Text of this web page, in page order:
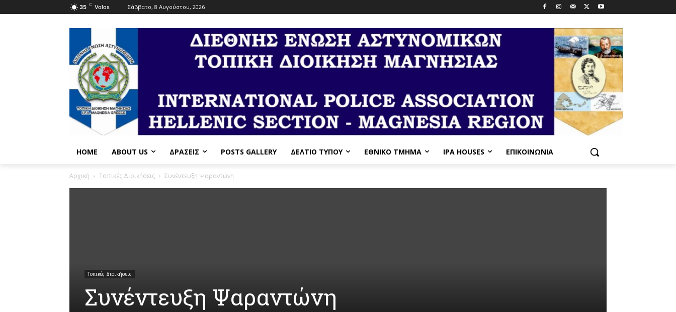
35 C Volos Σάββατο, 8 Αυγούστου, 2026
HOME ABOUT US ΔΡΆΣΕΙΣ POSTS GALLERY ΔΕΛΤΙΟ ΤΥΠΟΥ ΕΘΝΙΚΌ ΤΜΉΜΑ IPA HOUSES ΕΠΙΚΟΙΝΩΝΊΑ
Αρχική Τοπικές Διοικήσεις Συνέντευξη Ψαραντώνη
Τοπικές Διοικήσεις
Συνέντευξη Ψαραντώνη